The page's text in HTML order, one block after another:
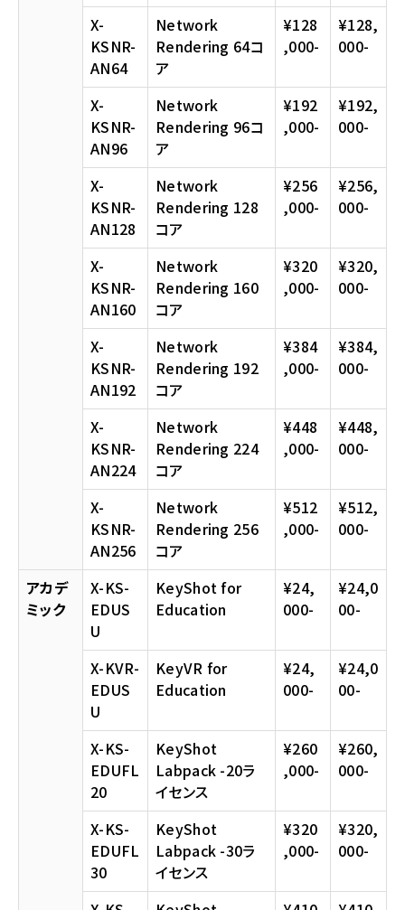
X-
KSNR-
AN64
Network
Rendering 64コ
ア
¥128
,000-
¥128,
000-
X-
KSNR-
AN96
Network
Rendering 96コ
ア
¥192
,000-
¥192,
000-
X-
KSNR-
AN128
Network
Rendering 128
コア
¥256
,000-
¥256,
000-
X-
KSNR-
AN160
Network
Rendering 160
コア
¥320
,000-
¥320,
000-
X-
KSNR-
AN192
Network
Rendering 192
コア
¥384
,000-
¥384,
000-
X-
KSNR-
AN224
Network
Rendering 224
コア
¥448
,000-
¥448,
000-
X-
KSNR-
AN256
Network
Rendering 256
コア
¥512
,000-
¥512,
000-
アカデ
ミック
X-KS-
EDUS
U
KeyShot for
Education
¥24,
000-
¥24,0
00-
X-KVR-
EDUS
U
KeyVR for
Education
¥24,
000-
¥24,0
00-
X-KS-
EDUFL
20
KeyShot
Labpack -20ラ
イセンス
¥260
,000-
¥260,
000-
X-KS-
EDUFL
30
KeyShot
Labpack -30ラ
イセンス
¥320
,000-
¥320,
000-